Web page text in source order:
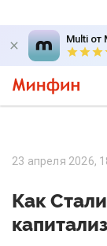
Multi от
23 апреля 2026,
Как